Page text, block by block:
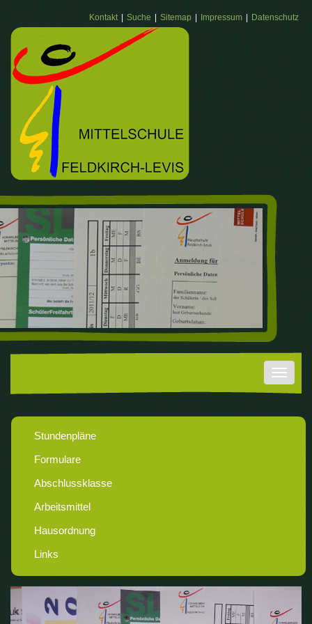
Kontakt Suche Sitemap Impressum Datenschutz
ein-/
Stundenpläne
Formulare
Abschlussklasse
Arbeitsmittel
Hausordnung
Links